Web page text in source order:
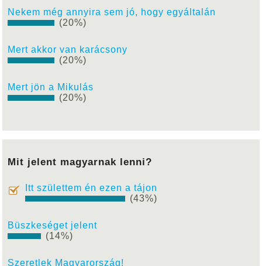
Nekem még annyira sem jó, hogy egyáltalán
(20%)
Mert akkor van karácsony
(20%)
Mert jön a Mikulás
(20%)
Mit jelent magyarnak lenni?
Itt születtem én ezen a tájon
(43%)
Büszkeséget jelent
(14%)
Szeretlek Magyarország!